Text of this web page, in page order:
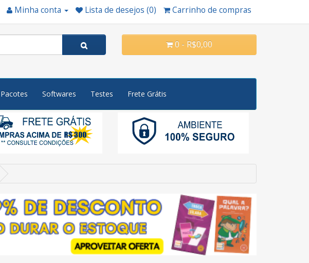
Minha conta Lista de desejos (0) Carrinho de compras
0 - R$0,00
Pacotes Softwares Testes Frete Grátis